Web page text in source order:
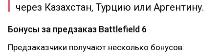
через Казахстан, Турцию или Аргентину.
Бонусы за предзаказ Battlefield 6
Предзаказчики получают несколько бонусов: